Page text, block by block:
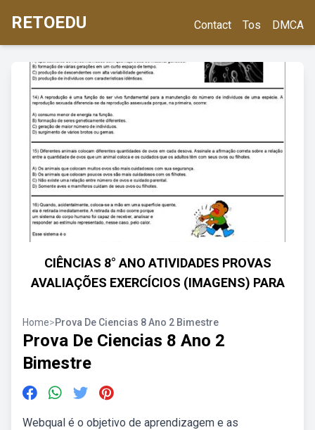
RETOEDU Contact Tos DMCA
CIÊNCIAS 8° ANO ATIVIDADES PROVAS
AVALIAÇÕES EXERCÍCIOS (IMAGENS) PARA
Home>Prova De Ciencias 8 Ano 2 Bimestre
Prova De Ciencias 8 Ano 2
Bimestre
Webqual é o objetivo de aprendizagem e as